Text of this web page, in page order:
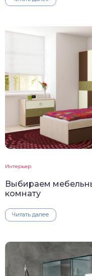
Интерьер
Выбираем
комнату
Читать далее